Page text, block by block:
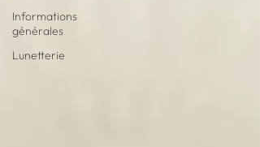
Informations
générales
Lunetterie